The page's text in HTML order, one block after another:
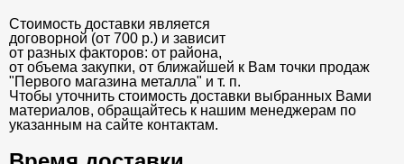
Стоимость доставки является
договорной (от 700 р.) и зависит
от разных факторов: от района,
от объема закупки, от ближайшей к Вам точки продаж
"Первого магазина металла" и т. п.
Чтобы уточнить стоимость доставки выбранных Вами
материалов, обращайтесь к нашим менеджерам по
указанным на сайте контактам.